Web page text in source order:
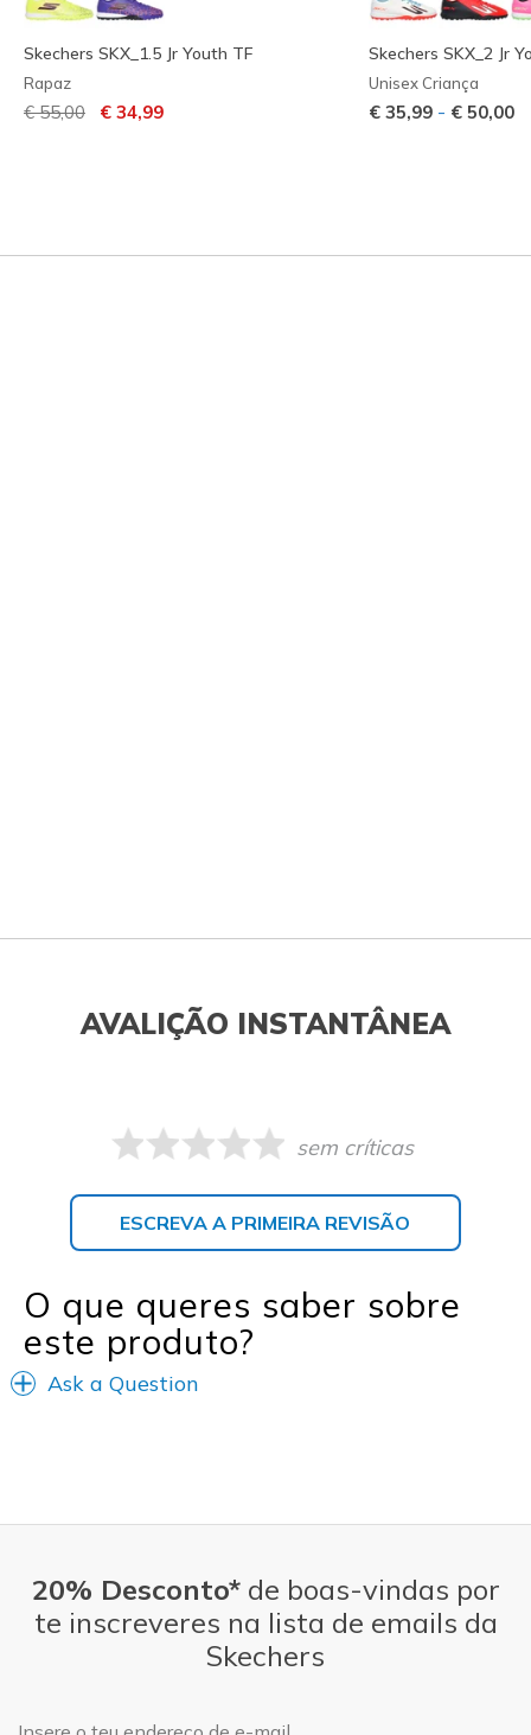
Skechers SKX_1.5 Jr Youth TF
Rapaz
Preço com desconto de
€ 55,00 para
€ 34,99
Skechers SKX_2 Jr
Unisex Criança
€ 35,99 - € 50,00
AVALIÇÃO INSTANTÂNEA
sem críticas
ESCREVA A PRIMEIRA REVISÃO
O que queres saber sobre
este produto?
Ask a Question
20% Desconto*de boas-vindas por
te inscreveres na lista de emails da
Skechers
Endereço de e-mail